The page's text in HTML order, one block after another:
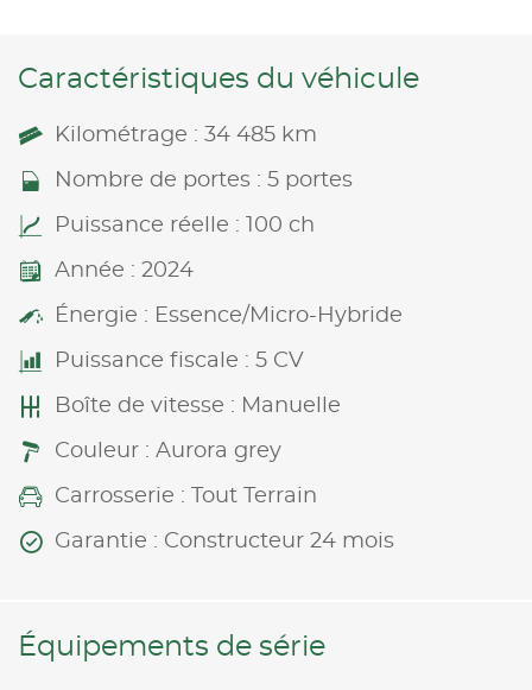
Caractéristiques du véhicule
Kilométrage : 34 485 km
Nombre de portes : 5 portes
Puissance réelle : 100 ch
Année : 2024
Énergie : Essence/Micro-Hybride
Puissance fiscale : 5 CV
Boîte de vitesse : Manuelle
Couleur : Aurora grey
Carrosserie : Tout Terrain
Garantie : Constructeur 24 mois
Équipements de série